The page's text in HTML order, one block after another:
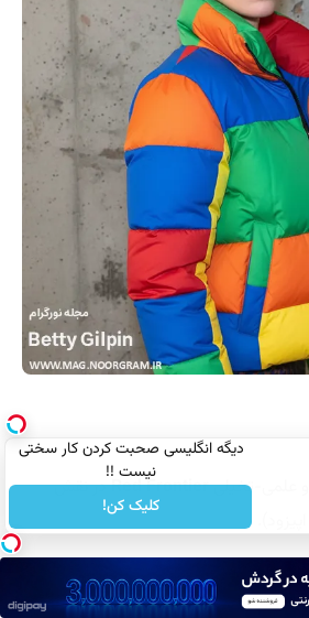
دیگه انگلیسی صحبت کردن کار سختی
نیست !!
کلیک کن!
و علمی-تخیلیRed Frontierدر نقش